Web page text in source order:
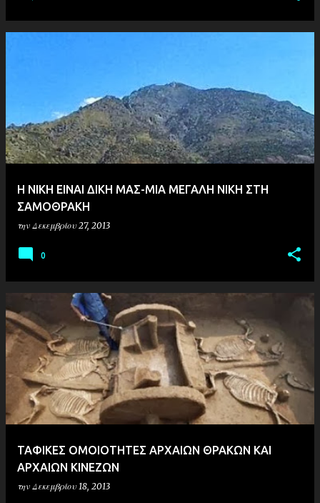
Η ΝΙΚΗ ΕΙΝΑΙ ΔΙΚΗ ΜΑΣ-ΜΙΑ ΜΕΓΑΛΗ ΝΙΚΗ ΣΤΗ
ΣΑΜΟΘΡΑΚΗ
την Δεκεμβρίου 27, 2013
0
ΤΑΦΙΚΕΣ ΟΜΟΙΟΤΗΤΕΣ ΑΡΧΑΙΩΝ ΘΡΑΚΩΝ ΚΑΙ
ΑΡΧΑΙΩΝ ΚΙΝΕΖΩΝ
την Δεκεμβρίου 18, 2013